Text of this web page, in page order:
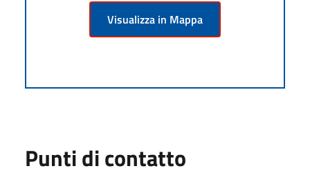
Visualizza in Mappa
Punti di contatto